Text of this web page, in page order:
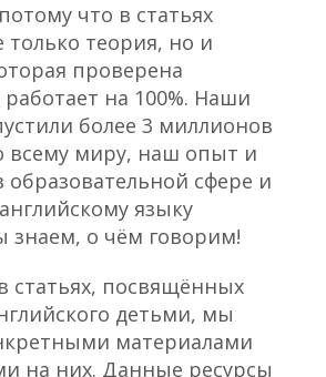
что в статьях
только теория, но и
проверена
на 100%. Наши
более 3 миллионов
всему миру, наш опыт и
образовательной сфере и
языку
знаем, о чём говорим!
статьях, посвящённых
детьми, мы
материалами
на них. Данные ресурсы